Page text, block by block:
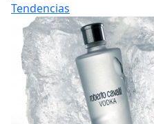
Tendencias